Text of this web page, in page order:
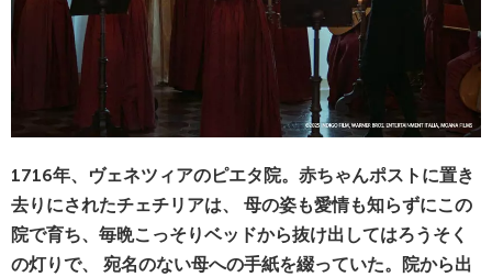
1716年、ヴェネツィアのピエタ院。赤ちゃんポストに置き
去りにされたチェチリアは、 母の姿も愛情も知らずにこの
院で育ち、毎晩こっそりベッドから抜け出してはろうそく
の灯りで、 宛名のない母への手紙を綴っていた。院から出